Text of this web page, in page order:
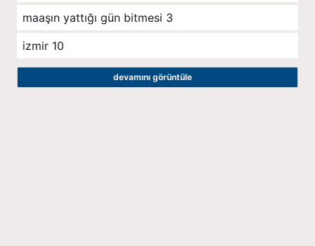
maaşın yattığı gün bitmesi 3
izmir 10
devamını görüntüle